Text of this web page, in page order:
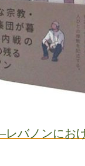
バノンにお